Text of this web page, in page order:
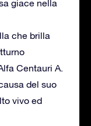
giace nella
che brilla
Centauri A.
del suo
vivo ed